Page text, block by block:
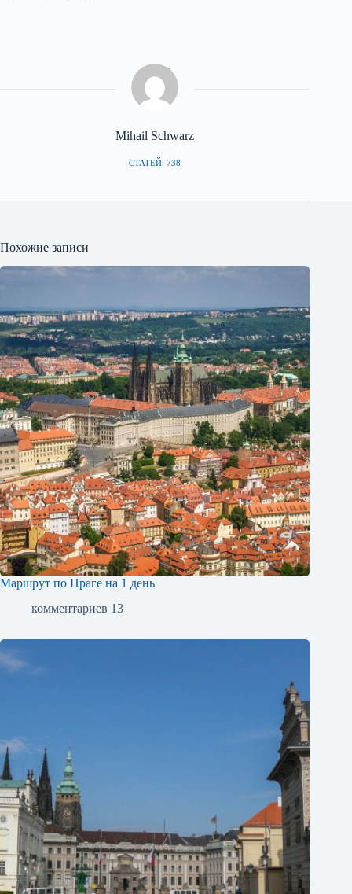
Mihail Schwarz
СТАТЕЙ: 738
Похожие записи
Маршрут по Праге на 1 день
комментариев 13